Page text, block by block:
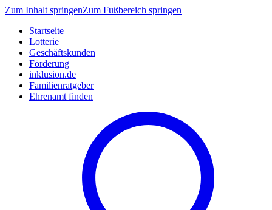
Zum Inhalt springenZum Fußbereich springen
Startseite
Lotterie
Geschäftskunden
Förderung
inklusion.de
Familienratgeber
Ehrenamt finden